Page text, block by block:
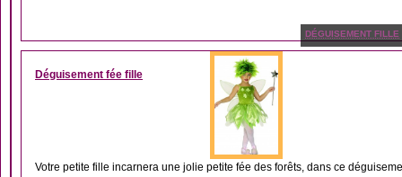
DÉGUISEMENT FILLE
Déguisement fée fille
Votre petite fille incarnera une jolie petite fée des forêts, dans ce